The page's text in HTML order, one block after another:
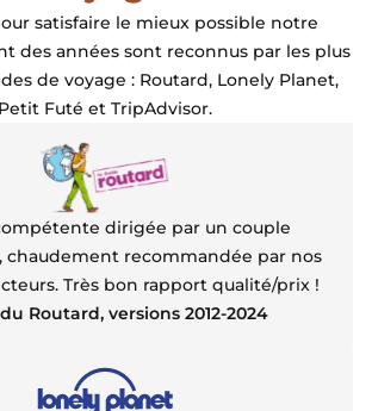
satisfaire le mieux possible notre
des années sont reconnus par les plus
de voyage : Routard, Lonely Planet,
Petit Futé et TripAdvisor.
dirigée par un couple
chaudement recommandée par nos
Très bon rapport qualité/prix !
Routard, versions 2012-2024